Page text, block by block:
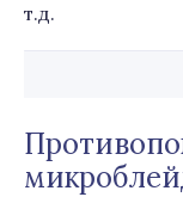
т.д.